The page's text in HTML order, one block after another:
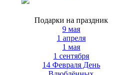
Подарки на праздник
9 мая
1 апреля
1 мая
1 сентября
14 Февраля День